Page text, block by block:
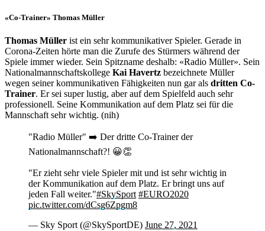
«Co-Trainer» Thomas Müller
Thomas Müller ist ein sehr kommunikativer Spieler. Gerade in
Corona-Zeiten hörte man die Zurufe des Stürmers während der
Spiele immer wieder. Sein Spitzname deshalb: «Radio Müller». Sein
Nationalmannschaftskollege Kai Havertz bezeichnete Müller
wegen seiner kommunikativen Fähigkeiten nun gar als dritten Co-
Trainer. Er sei super lustig, aber auf dem Spielfeld auch sehr
professionell. Seine Kommunikation auf dem Platz sei für die
Mannschaft sehr wichtig. (nih)
"Radio Müller" ➡️ Der dritte Co-Trainer der
Nationalmannschaft?! 😀👏
"Er zieht sehr viele Spieler mit und ist sehr wichtig in
der Kommunikation auf dem Platz. Er bringt uns auf
jeden Fall weiter."#SkySport #EURO2020
pic.twitter.com/dCsg6Zpgm8
— Sky Sport (@SkySportDE) June 27, 2021